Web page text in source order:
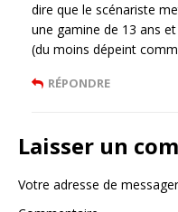
dire que le scénariste
une gamine de 13 ans
(du moins dépeint
RÉPONDRE
Laisser un
Votre adresse de